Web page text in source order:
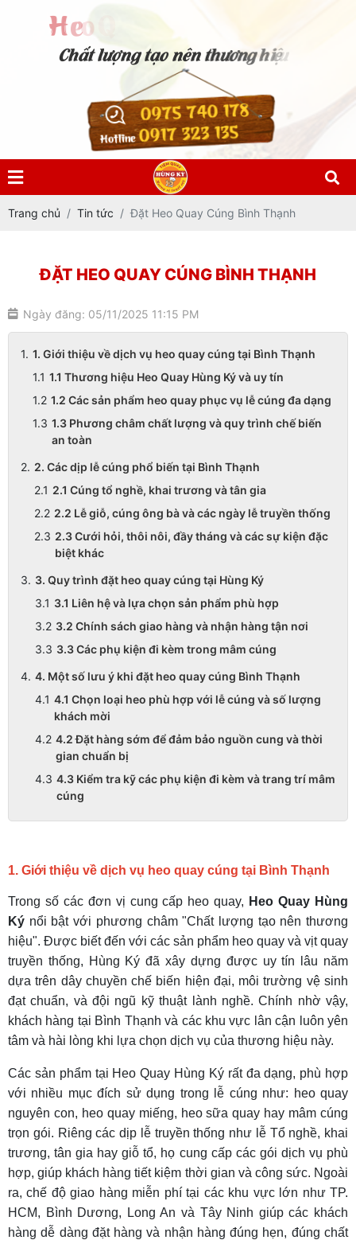
0975 740 178
Hotline0917 323 135
Trang chủ Tin tức Đặt Heo Quay Cúng Bình Thạnh
ĐẶT HEO QUAY CÚNG BÌNH THẠNH
Ngày đăng: 05/11/2025 11:15 PM
1. Giới thiệu về dịch vụ heo quay cúng tại Bình Thạnh
1.1 Thương hiệu Heo Quay Hùng Ký và uy tín
1.2 Các sản phẩm heo quay phục vụ lễ cúng đa dạng
1.3 Phương châm chất lượng và quy trình chế biến
an toàn
2. Các dịp lễ cúng phổ biến tại Bình Thạnh
2.1 Cúng tổ nghề, khai trương và tân gia
2.2 Lễ giỗ, cúng ông bà và các ngày lễ truyền thống
2.3 Cưới hỏi, thôi nôi, đầy tháng và các sự kiện đặc
biệt khác
3. Quy trình đặt heo quay cúng tại Hùng Ký
3.1 Liên hệ và lựa chọn sản phẩm phù hợp
3.2 Chính sách giao hàng và nhận hàng tận nơi
3.3 Các phụ kiện đi kèm trong mâm cúng
4. Một số lưu ý khi đặt heo quay cúng Bình Thạnh
4.1 Chọn loại heo phù hợp với lễ cúng và số lượng
khách mời
4.2 Đặt hàng sớm để đảm bảo nguồn cung và thời
gian chuẩn bị
4.3 Kiểm tra kỹ các phụ kiện đi kèm và trang trí mâm
cúng
1. Giới thiệu về dịch vụ heo quay cúng tại Bình Thạnh
Trong số các đơn vị cung cấp heo quay, Heo Quay Hùng
Ký nổi bật với phương châm "Chất lượng tạo nên thương
hiệu". Được biết đến với các sản phẩm heo quay và vịt quay
truyền thống, Hùng Ký đã xây dựng được uy tín lâu năm
dựa trên dây chuyền chế biến hiện đại, môi trường vệ sinh
đạt chuẩn, và đội ngũ kỹ thuật lành nghề. Chính nhờ vậy,
khách hàng tại Bình Thạnh và các khu vực lân cận luôn yên
tâm và hài lòng khi lựa chọn dịch vụ của thương hiệu này.
Các sản phẩm tại Heo Quay Hùng Ký rất đa dạng, phù hợp
với nhiều mục đích sử dụng trong lễ cúng như: heo quay
nguyên con, heo quay miếng, heo sữa quay hay mâm cúng
trọn gói. Riêng các dịp lễ truyền thống như lễ Tổ nghề, khai
trương, tân gia hay giỗ tổ, họ cung cấp các gói dịch vụ phù
hợp, giúp khách hàng tiết kiệm thời gian và công sức. Ngoài
ra, chế độ giao hàng miễn phí tại các khu vực lớn như TP.
HCM, Bình Dương, Long An và Tây Ninh giúp các khách
hàng dễ dàng đặt hàng và nhận hàng đúng hẹn, đúng chất